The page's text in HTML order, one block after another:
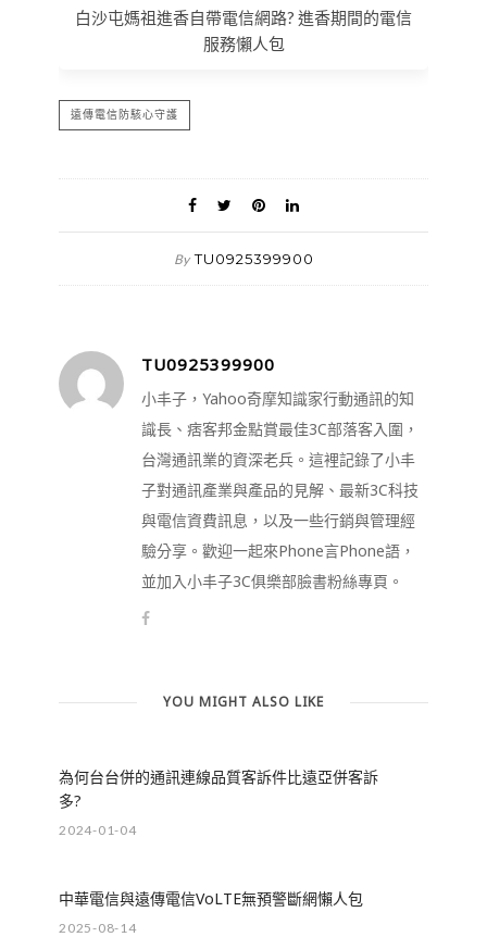
白沙屯媽祖進香自帶電信網路? 進香期間的電信
服務懶人包
遠傳電信防駭心守護
By TU0925399900
TU0925399900
小丰子，Yahoo奇摩知識家行動通訊的知
識長、痞客邦金點賞最佳3C部落客入圍，
台灣通訊業的資深老兵。這裡記錄了小丰
子對通訊產業與產品的見解、最新3C科技
與電信資費訊息，以及一些行銷與管理經
驗分享。歡迎一起來Phone言Phone語，
並加入小丰子3C俱樂部臉書粉絲專頁。
YOU MIGHT ALSO LIKE
為何台台併的通訊連線品質客訴件比遠亞併客訴
多?
2024-01-04
中華電信與遠傳電信VoLTE無預警斷網懶人包
2025-08-14